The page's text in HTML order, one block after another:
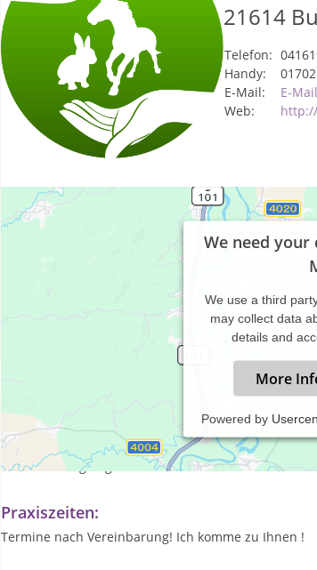
21614
Telefon:
Handy:
E-Mail:
E-
Web:
We need your
We use a third
may collect data
details and
More
Powered by
Ich komme zu Ihnen, das heißt: kein Stress durch
Behandlungen passieren in gewohnter
Untersuchungsergebnisse minimiert.
Praxiszeiten:
Termine nach Vereinbarung! Ich komme zu Ihnen !